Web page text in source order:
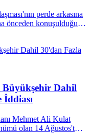
perde arkasına
önceden konuşulduğunu
Anlaşması'nın teknik
ilişkin 5.
Büyükşehir Dahil
İddiası
Mehmet Ali Kulat
olan 14 Ağustos'ta,